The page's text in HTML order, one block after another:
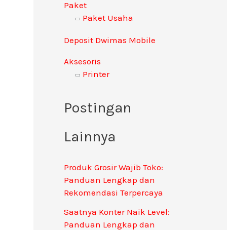
Paket
Paket Usaha
Deposit Dwimas Mobile
Aksesoris
Printer
Postingan
Lainnya
Produk Grosir Wajib Toko:
Panduan Lengkap dan
Rekomendasi Terpercaya
Saatnya Konter Naik Level:
Panduan Lengkap dan